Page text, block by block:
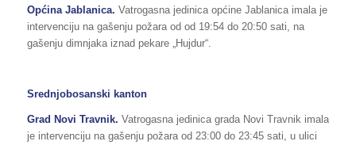
Općina Jablanica. Vatrogasna jedinica općine Jablanica imala je
intervenciju na gašenju požara od od 19:54 do 20:50 sati, na
gašenju dimnjaka iznad pekare „Hujdur“.
Srednjobosanski kanton
Grad Novi Travnik. Vatrogasna jedinica grada Novi Travnik imala
je intervenciju na gašenju požara od 23:00 do 23:45 sati, u ulici